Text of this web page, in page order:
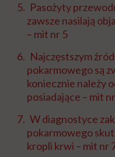
Pasożyty
zawsze nasilają
– mit nr 5
Najczęstszym
pokarmowego są
koniecznie należy
posiadające – mit
W diagnostyce
pokarmowego
kropli krwi – mit nr